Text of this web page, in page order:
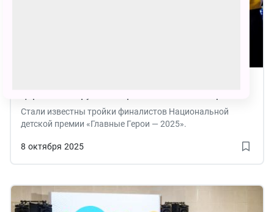
8 октября 2025
телеканала «Карусель»
Стали известны тройки финалистов Национальной
детской премии «Главные Герои — 2025».